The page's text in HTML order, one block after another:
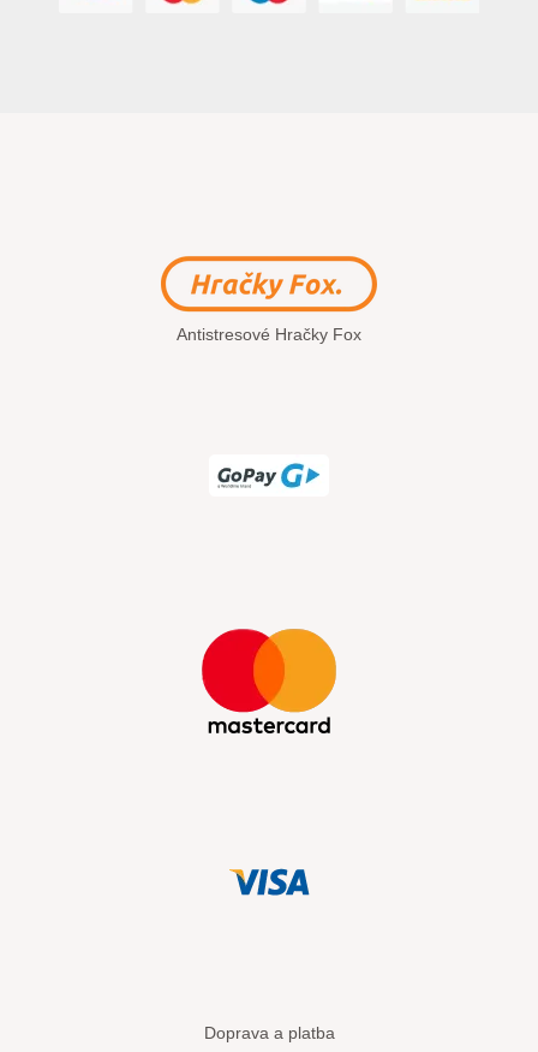
Antistresové Hračky Fox
Doprava a platba